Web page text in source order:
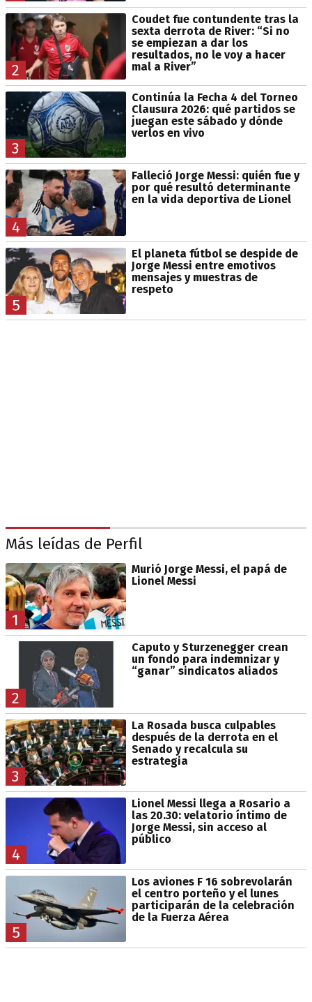
2
Coudet fue contundente tras la
sexta derrota de River: “Si no
se empiezan a dar los
resultados, no le voy a hacer
mal a River”
3
Continúa la Fecha 4 del Torneo
Clausura 2026: qué partidos se
juegan este sábado y dónde
verlos en vivo
4
Falleció Jorge Messi: quién fue y
por qué resultó determinante
en la vida deportiva de Lionel
5
El planeta fútbol se despide de
Jorge Messi entre emotivos
mensajes y muestras de
respeto
Más leídas de Perfil
1
Murió Jorge Messi, el papá de
Lionel Messi
2
Caputo y Sturzenegger crean
un fondo para indemnizar y
“ganar” sindicatos aliados
3
La Rosada busca culpables
después de la derrota en el
Senado y recalcula su
estrategia
4
Lionel Messi llega a Rosario a
las 20.30: velatorio íntimo de
Jorge Messi, sin acceso al
público
5
Los aviones F 16 sobrevolarán
el centro porteño y el lunes
participarán de la celebración
de la Fuerza Aérea